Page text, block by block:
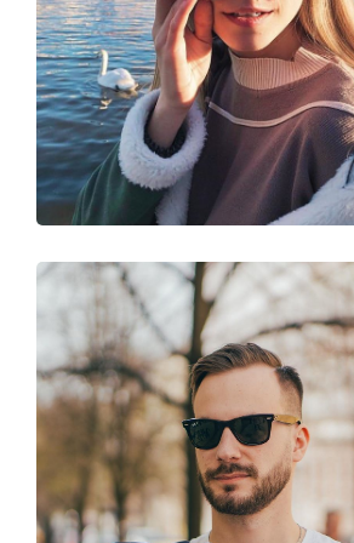
Другое
Пол:
Категория:
Бренд:
Использование: